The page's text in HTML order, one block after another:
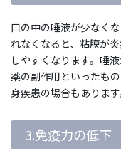
口の中の唾液が少なく
れなくなると、粘膜が
しやすくなります。唾
薬の副作用といったも
身疾患の場合もあります
3.免疫力の低下